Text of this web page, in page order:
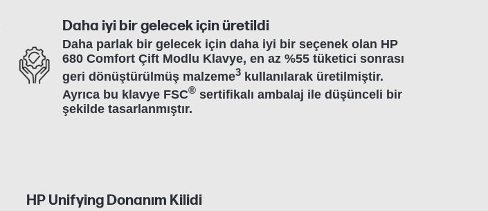
Daha iyi bir gelecek için üretildi
Daha parlak bir gelecek için daha iyi bir seçenek olan HP
680 Comfort Çift Modlu Klavye, en az %55 tüketici sonrası
geri dönüştürülmüş malzeme3 kullanılarak üretilmiştir.
Ayrıca bu klavye FSC® sertifikalı ambalaj ile düşünceli bir
şekilde tasarlanmıştır.
HP Unifying Donanım Kilidi